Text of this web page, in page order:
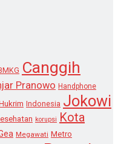
Canggih
Pranowo Handphone
Indonesia Jokowi
korupsi Kota
Megawati Metro